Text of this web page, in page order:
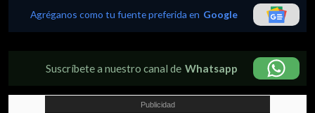
Agréganos como tu fuente preferida en Google
Suscríbete a nuestro canal de Whatsapp